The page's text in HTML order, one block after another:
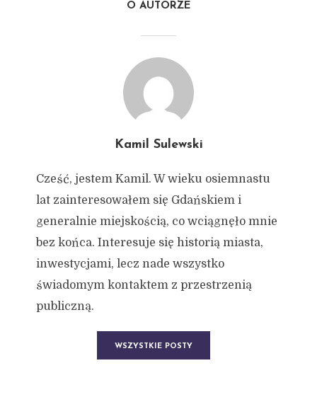
O AUTORZE
Kamil Sulewski
Cześć, jestem Kamil. W wieku osiemnastu
lat zainteresowałem się Gdańskiem i
generalnie miejskością, co wciągnęło mnie
bez końca. Interesuje się historią miasta,
inwestycjami, lecz nade wszystko
świadomym kontaktem z przestrzenią
publiczną.
WSZYSTKIE POSTY